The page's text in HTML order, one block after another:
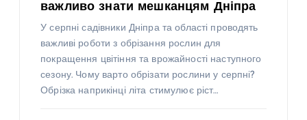
важливо знати мешканцям Дніпра
У серпні садівники Дніпра та області проводять
важливі роботи з обрізання рослин для
покращення цвітіння та врожайності наступного
сезону. Чому варто обрізати рослини у серпні?
Обрізка наприкінці літа стимулює ріст…